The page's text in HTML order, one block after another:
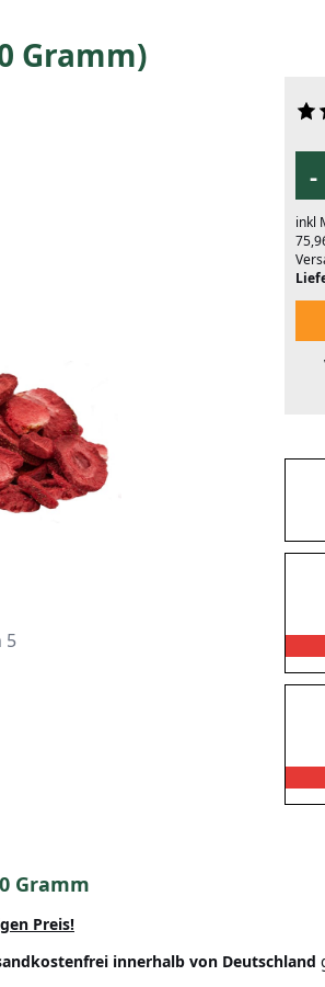
Gramm)
5
-
inkl
Gramm
Preis!
innerhalb von Deutschland